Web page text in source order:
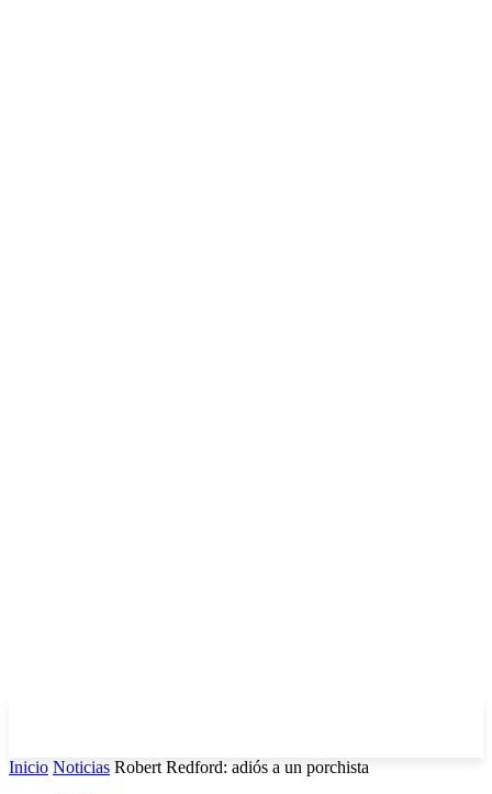
Inicio Noticias Robert Redford: adiós a un porchista